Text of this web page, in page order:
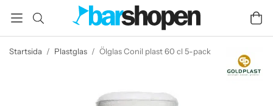
Startsida / Plastglas / Ölglas Conil plast 60 cl 5-pack